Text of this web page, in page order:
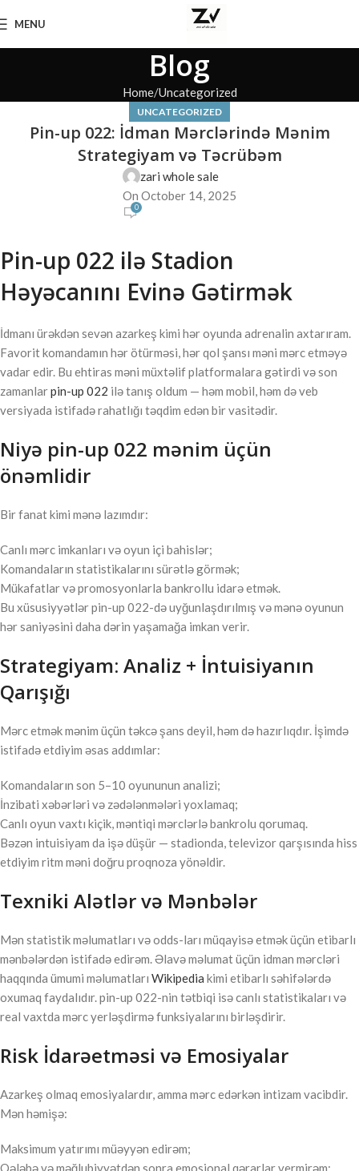
MENU
Blog
Home Uncategorized
UNCATEGORIZED
Pin-up 022: İdman Mərclərində Mənim
Strategiyam və Təcrübəm
zari whole sale
On October 14, 2025
0
Pin-up 022 ilə Stadion
Həyəcanını Evinə Gətirmək
İdmanı ürəkdən sevən azarkeş kimi hər oyunda adrenalin axtarıram.
Favorit komandamın hər ötürməsi, hər qol şansı məni mərc etməyə
vadar edir. Bu ehtiras məni müxtəlif platformalara gətirdi və son
zamanlarpin-up 022 ilə tanış oldum — həm mobil, həm də veb
versiyada istifadə rahatlığı təqdim edən bir vasitədir.
Niyə pin-up 022 mənim üçün
önəmlidir
Bir fanat kimi mənə lazımdır:
Canlı mərc imkanları və oyun içi bahislər;
Komandaların statistikalarını sürətlə görmək;
Mükafatlar və promosyonlarla bankrollu idarə etmək.
Bu xüsusiyyətlər pin-up 022-də uyğunlaşdırılmış və mənə oyunun
hər saniyəsini daha dərin yaşamağa imkan verir.
Strategiyam: Analiz + İntuisiyanın
Qarışığı
Mərc etmək mənim üçün təkcə şans deyil, həm də hazırlıqdır. İşimdə
istifadə etdiyim əsas addımlar:
Komandaların son 5–10 oyununun analizi;
İnzibati xəbərləri və zədələnmələri yoxlamaq;
Canlı oyun vaxtı kiçik, məntiqi mərclərlə bankrolu qorumaq.
Bəzən intuisiyam da işə düşür — stadionda, televizor qarşısında hiss
etdiyim ritm məni doğru proqnoza yönəldir.
Texniki Alətlər və Mənbələr
Mən statistik məlumatları və odds-ları müqayisə etmək üçün etibarlı
mənbələrdən istifadə edirəm. Əlavə məlumat üçün idman mərcləri
haqqında ümumi məlumatları Wikipedia kimi etibarlı səhifələrdə
oxumaq faydalıdır. pin-up 022-nin tətbiqi isə canlı statistikaları və
real vaxtda mərc yerləşdirmə funksiyalarını birləşdirir.
Risk İdarəetməsi və Emosiyalar
Azarkeş olmaq emosiyalardır, amma mərc edərkən intizam vacibdir.
Mən həmişə:
Maksimum yatırımı müəyyən edirəm;
Qələbə və məğlubiyyətdən sonra emosional qərarlar vermirəm;